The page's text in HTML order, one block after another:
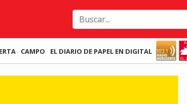
CAMPO EL DIARIO DE PAPEL EN DIGITAL